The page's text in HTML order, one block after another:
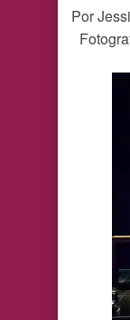
Por